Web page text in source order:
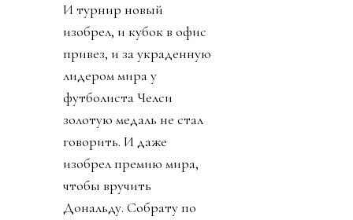
И турнир новый
изобрел, и кубок в офис
привез, и за украденную
лидером мира у
футболиста Челси
золотую медаль не стал
говорить. И даже
изобрел премию мира,
чтобы вручить
Дональду. Собрату по